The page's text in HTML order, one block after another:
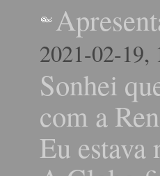
2021-02-19,
Sonhei
com a
Eu